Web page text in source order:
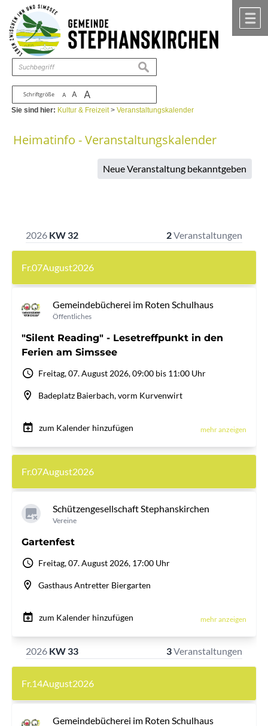
Zum Inhalt ,zur Navigation
Schriftgröße A A A
suchen
Sie sind hier: Kultur & Freizeit>Veranstaltungskalender
Heimatinfo - Veranstaltungskalender